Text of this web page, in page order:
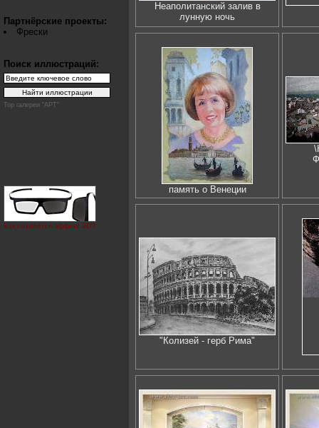
Партнёрские проекты:
Фрески
Поиск иллюстраций:
Top галереи "АРТ"
Как создаётся эффект 3D?
Неаполитанский залив в
лунную ночь
память о Венеции
"Колизей - герб Рима"